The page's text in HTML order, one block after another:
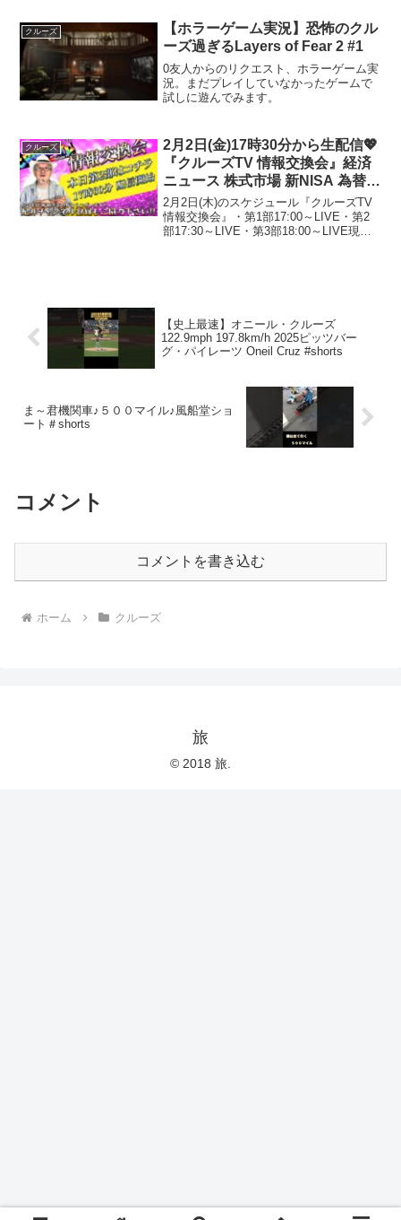
クルーズ
【ホラーゲーム実況】恐怖のクル
ーズ過ぎるLayers of Fear 2 #1
0友人からのリクエスト、ホラーゲーム実
況。まだプレイしていなかったゲームで
試しに遊んでみます。
クルーズ
2月2日(金)17時30分から生配信💖
『クルーズTV 情報交換会』経済
ニュース 株式市場 新NISA 為替情
報 国債 世界情勢 都市伝説 黄金時
代 ベトナムドン イラクディナー
ル ベーシックインカム
2月2日(木)のスケジュール『クルーズTV
情報交換会』・第1部17:00～LIVE・第2
部17:30～LIVE・第3部18:00～LIVE現地
【史上最速】オニール・クルーズ
122.9mph 197.8km/h 2025ピッツバー
グ・パイレーツ Oneil Cruz #shorts
ま～君機関車♪５００マイル♪風船堂ショ
ート＃shorts
コメント
コメントを書き込む
ホーム クルーズ
旅
© 2018 旅.